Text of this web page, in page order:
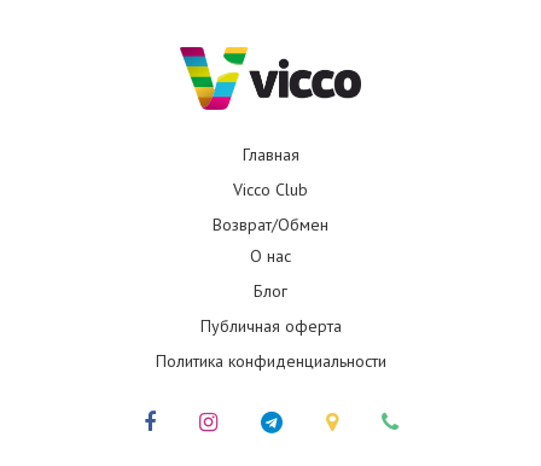
Главная
Vicco Club
Возврат/Обмен
О нас
Блог
Публичная оферта
Политика конфиденциальности